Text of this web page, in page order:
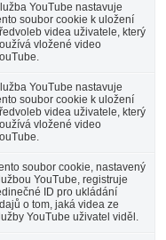
YouTube nastavuje
soubor cookie k uložení
videa uživatele, který
vložené video
YouTube nastavuje
soubor cookie k uložení
videa uživatele, který
vložené video
soubor cookie, nastavený
YouTube, registruje
ID pro ukládání
o tom, jaká videa ze
YouTube uživatel viděl.